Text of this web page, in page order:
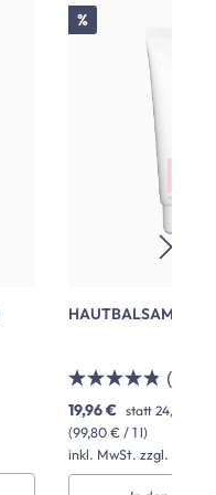
Rabatt
%
HAUTBALSAM
(30)
(99,80 € / 1 l)
19,96 € statt 24,95 €
inkl. MwSt. zzgl.